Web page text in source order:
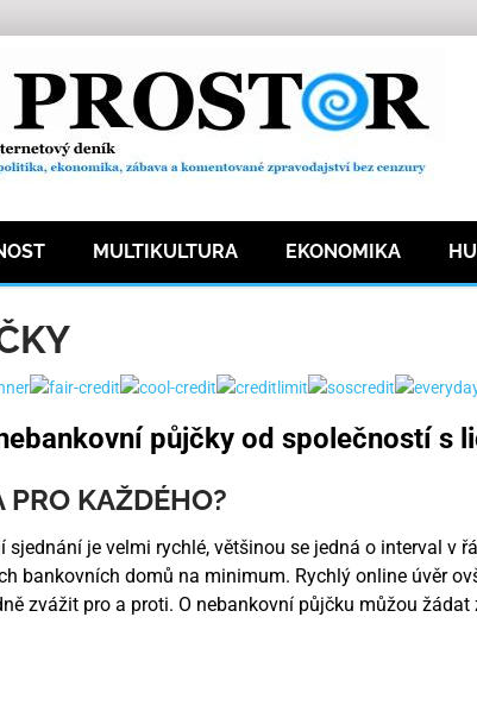
MULTIKULTURA EKONOMIKA
půjčky od společností s
KAŽDÉHO?
je velmi rychlé, většinou se jedná o interval v
bankovních domů na minimum. Rychlý online úvěr
zvážit pro a proti. O nebankovní půjčku můžou